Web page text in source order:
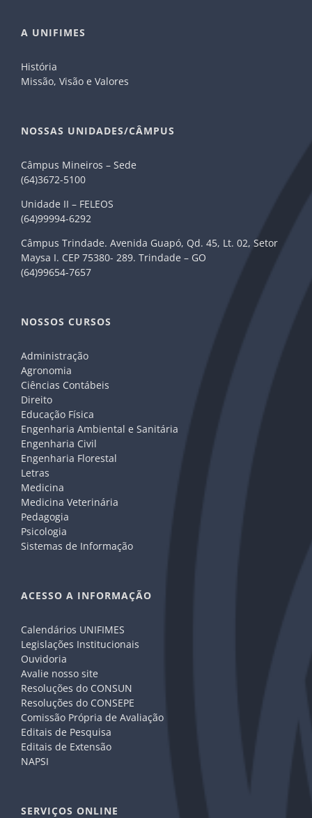
A UNIFIMES
História
Missão, Visão e Valores
NOSSAS UNIDADES/CÂMPUS
Câmpus Mineiros – Sede
(64)3672-5100
Unidade II – FELEOS
(64)99994-6292
Câmpus Trindade. Avenida Guapó, Qd. 45, Lt. 02, Setor
Maysa I. CEP 75380- 289. Trindade – GO
(64)99654-7657
NOSSOS CURSOS
Administração
Agronomia
Ciências Contábeis
Direito
Educação Física
Engenharia Ambiental e Sanitária
Engenharia Civil
Engenharia Florestal
Letras
Medicina
Medicina Veterinária
Pedagogia
Psicologia
Sistemas de Informação
ACESSO A INFORMAÇÃO
Calendários UNIFIMES
Legislações Institucionais
Ouvidoria
Avalie nosso site
Resoluções do CONSUN
Resoluções do CONSEPE
Comissão Própria de Avaliação
Editais de Pesquisa
Editais de Extensão
NAPSI
SERVIÇOS ONLINE